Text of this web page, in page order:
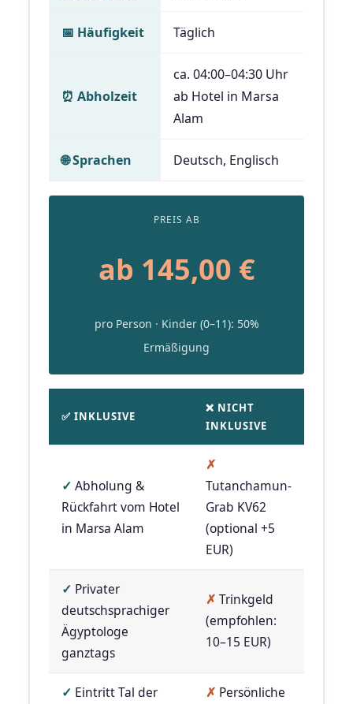
📅 Häufigkeit Täglich
⏰️ Abholzeit
ca. 04:00–04:30 Uhr
ab Hotel in Marsa
Alam
🌐 Sprachen Deutsch, Englisch
PREIS AB
ab 145,00 €
pro Person · Kinder (0–11): 50%
Ermäßigung
✅ INKLUSIVE
❌ NICHT
INKLUSIVE
✓ Abholung &
Rückfahrt vom Hotel
in Marsa Alam
✗
Tutanchamun-
Grab KV62
(optional +5
EUR)
✓ Privater
deutschsprachiger
Ägyptologe
ganztags
✗ Trinkgeld
(empfohlen:
10–15 EUR)
✓ Eintritt Tal der
✗ Persönliche